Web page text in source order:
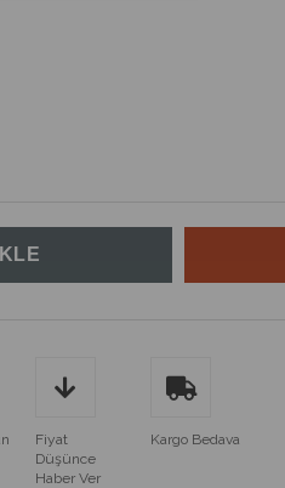
Fiyat
Düşünce
Haber Ver
Kargo Bedava